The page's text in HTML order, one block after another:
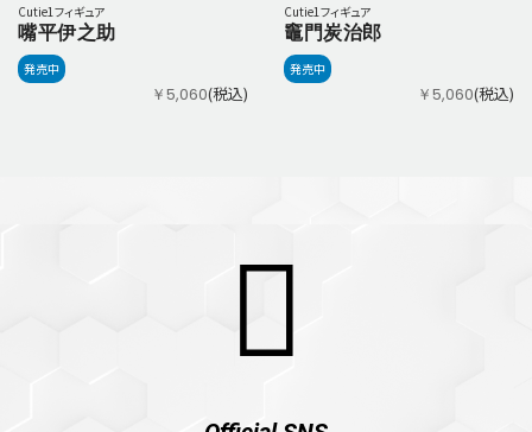
Cutie1フィギュア
嘴平伊之助
発売中
￥5,060(税込)
Cutie1フィギュア
竈門炭治郎
発売中
￥5,060(税込)